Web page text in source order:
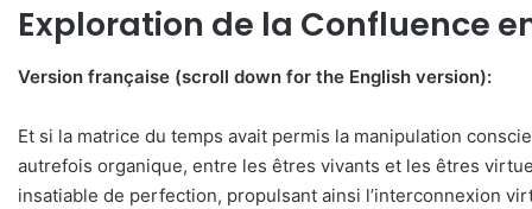
Exploration de la Confluence
Version française (scroll down for the English version):
Et si la matrice du temps avait permis la manipulation
autrefois organique, entre les êtres vivants et les êtres
insatiable de perfection, propulsant ainsi l’interconnexion